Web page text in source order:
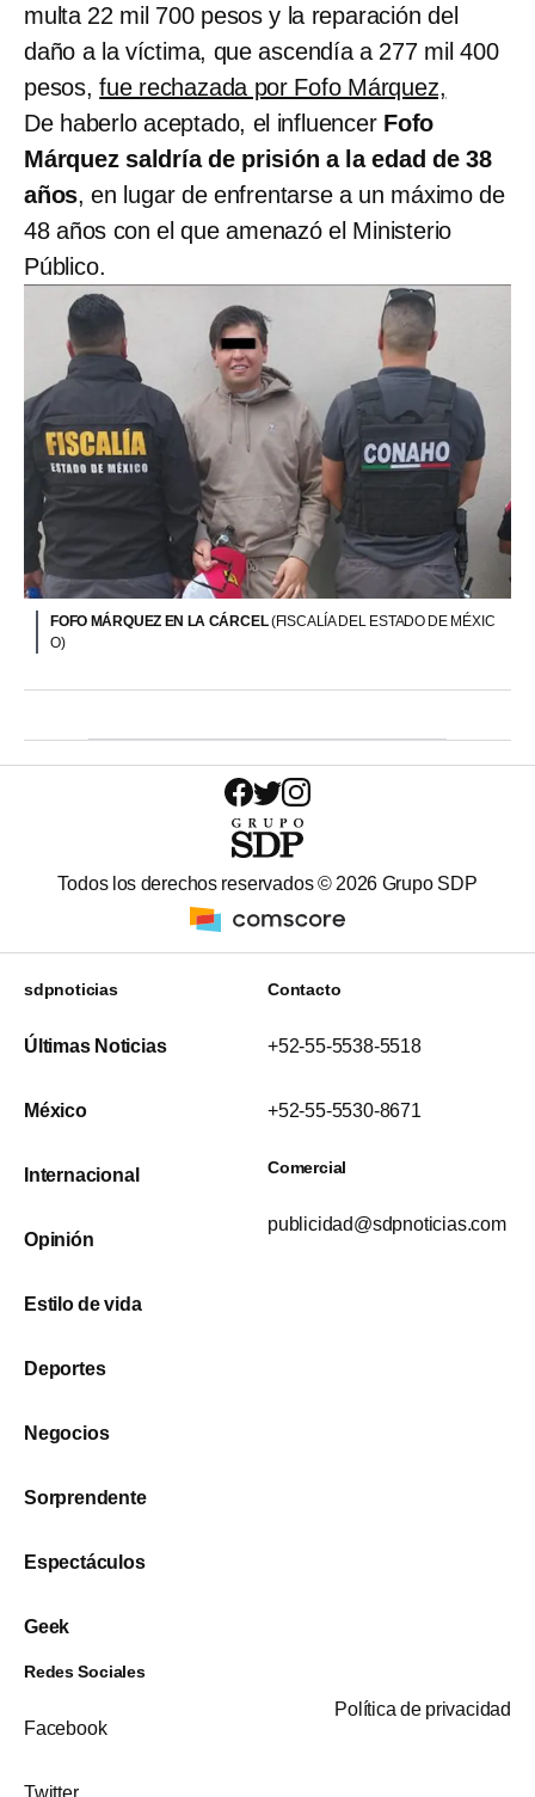
multa 22 mil 700 pesos y la reparación del
daño a la víctima, que ascendía a 277 mil 400
pesos,fue rechazada por Fofo Márquez,
De haberlo aceptado, el influencerFofo
Márquez saldría de prisión a la edad de 38
años, en lugar de enfrentarse a un máximo de
48 años con el que amenazó el Ministerio
Público.
FOFO MÁRQUEZ EN LA CÁRCEL(FISCALÍA DEL ESTADO DE MÉXIC
O)
Todos los derechos reservados © 2026 Grupo SDP
sdpnoticias
Últimas Noticias
México
Internacional
Opinión
Estilo de vida
Deportes
Negocios
Sorprendente
Espectáculos
Geek
Contacto
+52-55-5538-5518
+52-55-5530-8671
Comercial
publicidad@sdpnoticias.com
Redes Sociales
Facebook
Twitter
Política de privacidad